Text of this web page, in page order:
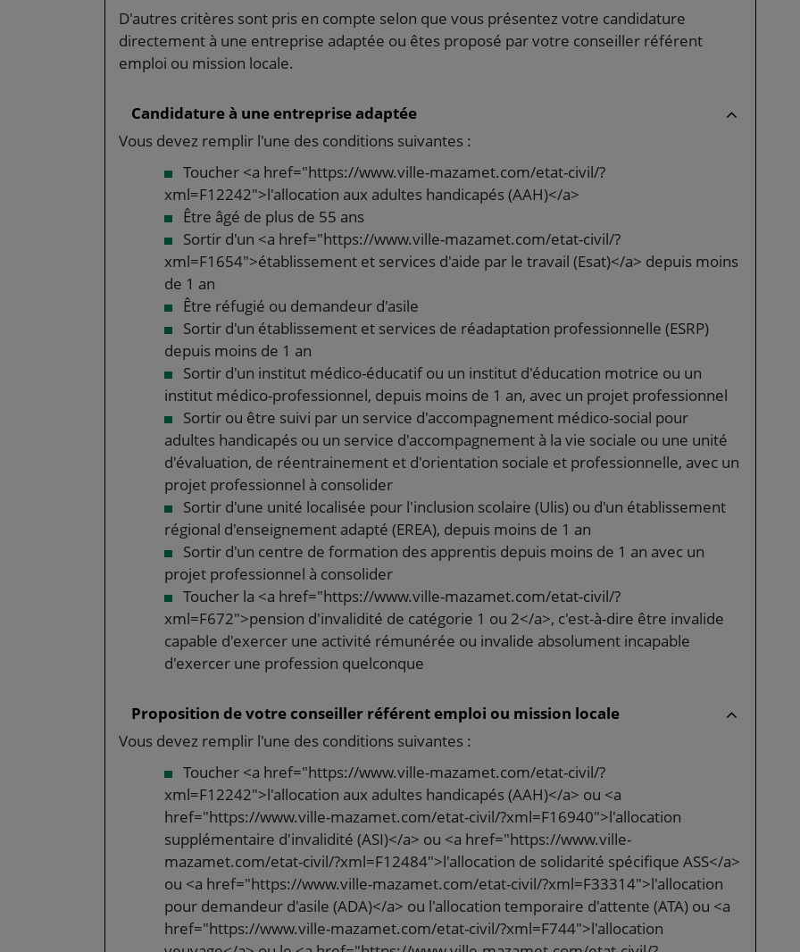
D'autres critères sont pris en compte selon que vous présentez votre candidature
directement à une entreprise adaptée ou êtes proposé par votre conseiller référent
emploi ou mission locale.
Candidature à une entreprise adaptée
Vous devez remplir l'une des conditions suivantes :
Toucher <a href="https://www.ville-mazamet.com/etat-civil/?
xml=F12242">l'allocation aux adultes handicapés (AAH)</a>
Être âgé de plus de 55 ans
Sortir d'un <a href="https://www.ville-mazamet.com/etat-civil/?
xml=F1654">établissement et services d'aide par le travail (Esat)</a> depuis moins
de 1 an
Être réfugié ou demandeur d'asile
Sortir d'un établissement et services de réadaptation professionnelle (ESRP)
depuis moins de 1 an
Sortir d'un institut médico-éducatif ou un institut d'éducation motrice ou un
institut médico-professionnel, depuis moins de 1 an, avec un projet professionnel
Sortir ou être suivi par un service d'accompagnement médico-social pour
adultes handicapés ou un service d'accompagnement à la vie sociale ou une unité
d'évaluation, de réentrainement et d'orientation sociale et professionnelle, avec un
projet professionnel à consolider
Sortir d'une unité localisée pour l'inclusion scolaire (Ulis) ou d'un établissement
régional d'enseignement adapté (EREA), depuis moins de 1 an
Sortir d'un centre de formation des apprentis depuis moins de 1 an avec un
projet professionnel à consolider
Toucher la <a href="https://www.ville-mazamet.com/etat-civil/?
xml=F672">pension d'invalidité de catégorie 1 ou 2</a>, c'est-à-dire être invalide
capable d'exercer une activité rémunérée ou invalide absolument incapable
d'exercer une profession quelconque
Proposition de votre conseiller référent emploi ou mission locale
Vous devez remplir l'une des conditions suivantes :
Toucher <a href="https://www.ville-mazamet.com/etat-civil/?
xml=F12242">l'allocation aux adultes handicapés (AAH)</a> ou <a
href="https://www.ville-mazamet.com/etat-civil/?xml=F16940">l'allocation
supplémentaire d'invalidité (ASI)</a> ou <a href="https://www.ville-
mazamet.com/etat-civil/?xml=F12484">l'allocation de solidarité spécifique ASS</a>
ou <a href="https://www.ville-mazamet.com/etat-civil/?xml=F33314">l'allocation
pour demandeur d'asile (ADA)</a> ou l'allocation temporaire d'attente (ATA) ou <a
href="https://www.ville-mazamet.com/etat-civil/?xml=F744">l'allocation